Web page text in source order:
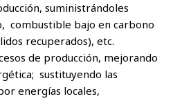
suministrándoles
combustible bajo en carbono
recuperados), etc.
de producción, mejorando
sustituyendo las
energías locales,